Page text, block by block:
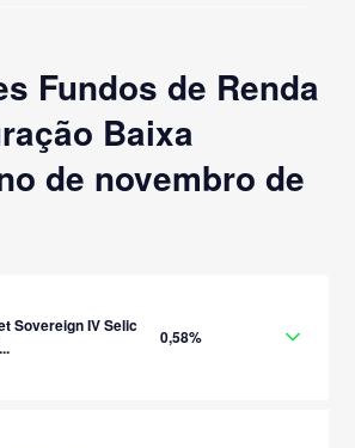
Fundos de Renda
Baixa
de novembro de
Sovereign IV Selic
0,58%